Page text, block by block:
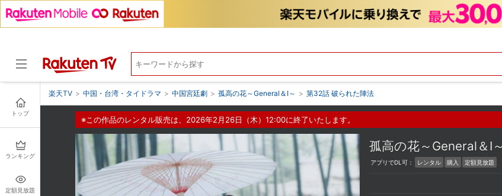
トップ
ランキング
定額見放題
楽天TV > 中国・台湾・タイドラマ > 中国宮廷劇 > 孤高の花～General＆I～ > 第32話 破られた陣法
※この作品のレンタル販売は、2026年2月26日（木）12:00に終了いたします。
孤高の花～General＆I
アプリでDL可： レンタル 購入 定額見放題